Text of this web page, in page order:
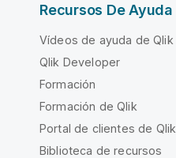
Recursos De Ayuda
Vídeos de ayuda de Qlik
Qlik Developer
Formación
Formación de Qlik
Portal de clientes de Qlik
Biblioteca de recursos